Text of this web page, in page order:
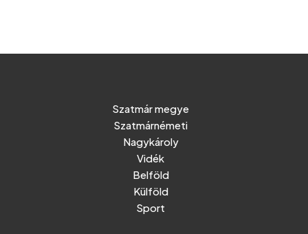
Szatmár megye
Szatmárnémeti
Nagykároly
Vidék
Belföld
Külföld
Sport